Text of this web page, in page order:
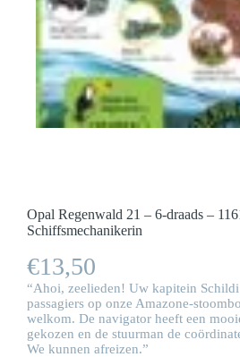
Opal Regenwald 21 – 6-draads –
Schiffsmechanikerin
€13,50
“Ahoi, zeelieden! Uw kapitein Schildi
passagiers op onze Amazone-
welkom. De navigator heeft een
gekozen en de stuurman de
We kunnen afreizen.”